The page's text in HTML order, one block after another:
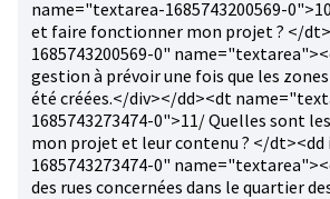
name="textarea-1685743200569-
et faire fonctionner mon projet ? </
1685743200569-0"
gestion à prévoir une fois que les
été créées.</div></dd><dt
1685743273474-0">11/ Quelles sont
mon projet et leur contenu ? </
1685743273474-0"
des rues concernées dans le quartier